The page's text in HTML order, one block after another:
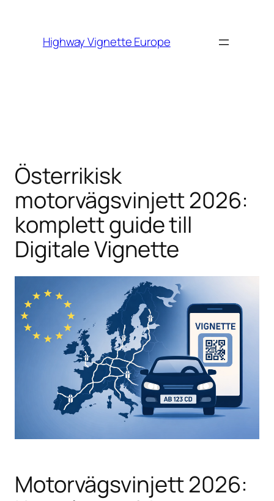
Highway Vignette Europe
Österrikisk
motorvägsvinjett 2026:
komplett guide till
Digitale Vignette
Motorvägsvinjett 2026: